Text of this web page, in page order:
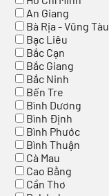
An Giang
Bà Rịa - Vũng Tàu
Bạc Liêu
Bắc Cạn
Bắc Giang
Bắc Ninh
Bến Tre
Bình Dương
Bình Định
Bình Phước
Bình Thuận
Cà Mau
Cao Bằng
Cần Thơ